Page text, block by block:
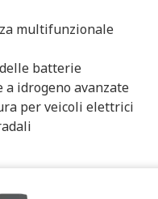
multifunzionale
batterie
idrogeno avanzate
per veicoli elettrici